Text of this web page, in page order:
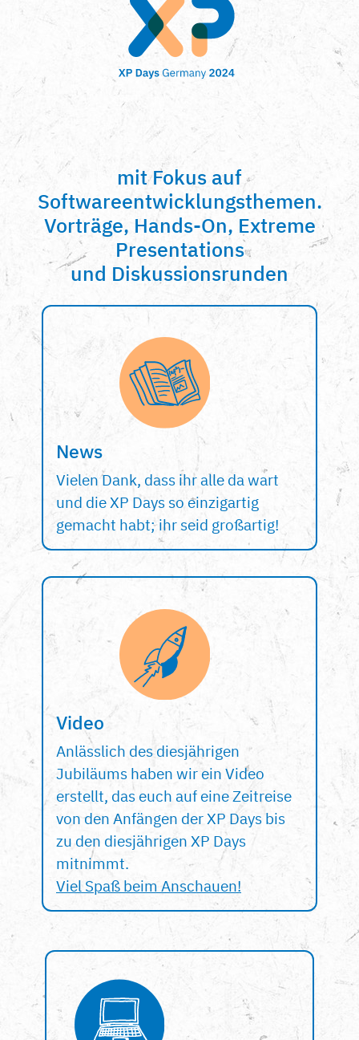
mit Fokus auf
Softwareentwicklungsthemen.
Vorträge, Hands-On, Extreme
Presentations
und Diskussionsrunden
News
Vielen Dank, dass ihr alle da wart
und die XP Days so einzigartig
gemacht habt; ihr seid großartig!
Video
Anlässlich des diesjährigen
Jubiläums haben wir ein Video
erstellt, das euch auf eine Zeitreise
von den Anfängen der XP Days bis
zu den diesjährigen XP Days
mitnimmt.
Viel Spaß beim Anschauen!